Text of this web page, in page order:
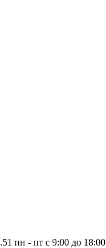
пн - пт с 9:00 до 18:00